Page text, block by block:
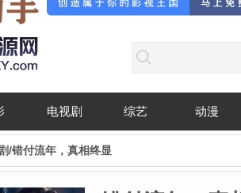
电视剧 综艺 动漫
/错付流年，真相终显